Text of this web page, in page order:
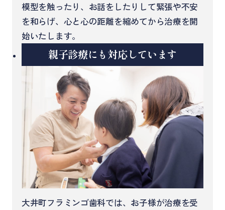
模型を触ったり、お話をしたりして緊張や不安
を和らげ、心と心の距離を縮めてから治療を開
始いたします。
親子診療にも対応しています
大井町フラミンゴ歯科では、お子様が治療を受